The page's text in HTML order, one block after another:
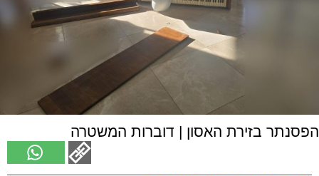
הפסנתר בזירת האסון | דוברות המשטרה